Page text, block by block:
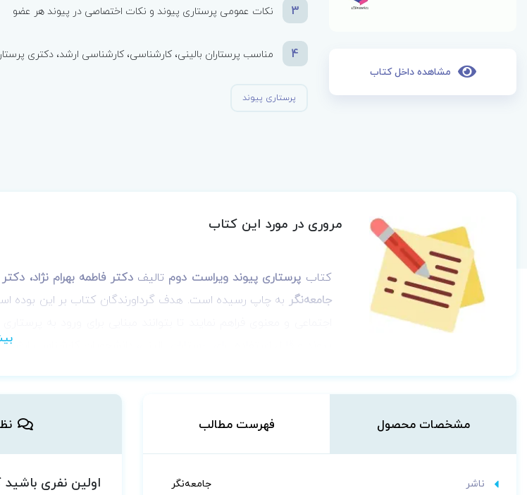
مشاهده داخل کتاب
3 نکات عمومی پرستاری پیوند و نکات اختصاصی در پیوند هر عضو
4 مناسب پرستاران بالینی، کارشناسی، کارشناسی ارشد، دکتری
پرستاری پیوند
مروری در مورد این کتاب
کتاب پرستاری پیوند ویراست دوم تالیفدکتر فاطمه بهرام نژاد،
جامعه‌نگر به چاپ رسیده است. هدف گرداورندگان کتاب بر این بوده است
پیوند و قابل استفاده برای پرستاران بالینی، دانشجویان کارشناسی
مشخصات محصول فهرست مطالب
ناشر جامعه‌نگر اولین نفری